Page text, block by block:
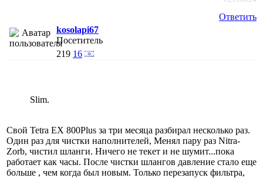
Ответить
kosolapi67
Посетитель
219 16
Slim.
Свой Tetra EX 800Plus за три месяца разбирал несколько раз.
Один раз для чистки наполнителей, Менял пару раз Nitra-
Zorb, чистил шланги. Ничего не текет и не шумит...пока
работает как часы. После чистки шлангов давление стало еще
больше , чем когда был новым. Только перезапуск фильтра,